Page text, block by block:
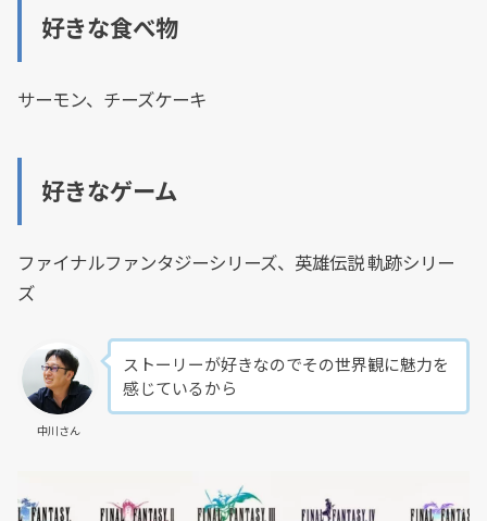
好きな食べ物
サーモン、チーズケーキ
好きなゲーム
ファイナルファンタジーシリーズ、英雄伝説 軌跡シリー
ズ
中川さん
ストーリーが好きなのでその世界観に魅力を
感じているから